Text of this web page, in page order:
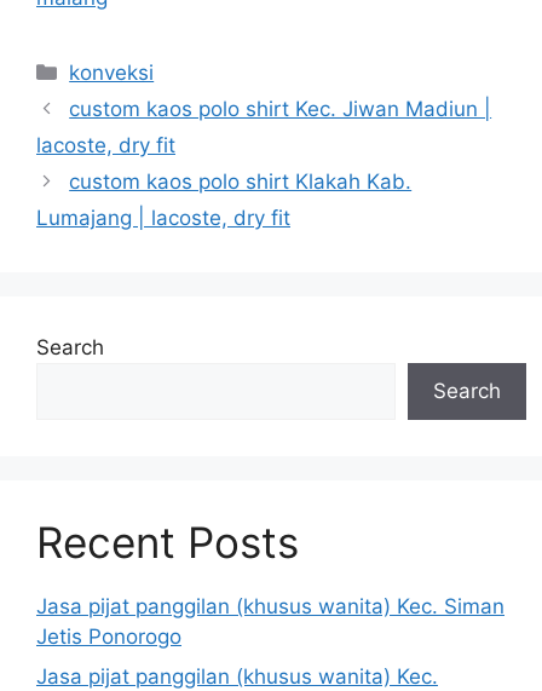
Categories
konveksi
custom kaos polo shirt Kec. Jiwan Madiun |
lacoste, dry fit
custom kaos polo shirt Klakah Kab.
Lumajang | lacoste, dry fit
Search
Search
Recent Posts
Jasa pijat panggilan (khusus wanita) Kec. Siman
Jetis Ponorogo
Jasa pijat panggilan (khusus wanita) Kec.